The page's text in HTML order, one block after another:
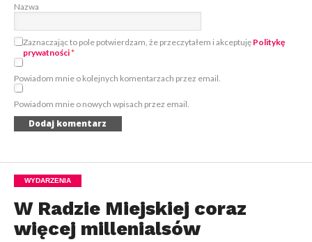
Nazwa
Zaznaczając to pole potwierdzam, że przeczytałem i akceptuję Politykę
prywatności*
Powiadom mnie o kolejnych komentarzach przez email.
Powiadom mnie o nowych wpisach przez email.
WYDARZENIA
W Radzie Miejskiej coraz
więcej millenialsów